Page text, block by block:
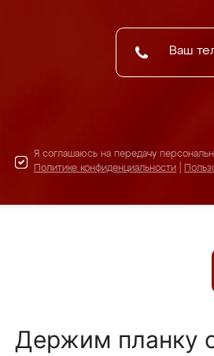
Я соглашаюсь на передачу
Политике конфиденциальности
Держим планку